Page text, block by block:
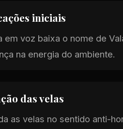
iniciais
em voz baixa o nome de
na energia do ambiente.
das velas
as velas no sentido anti-